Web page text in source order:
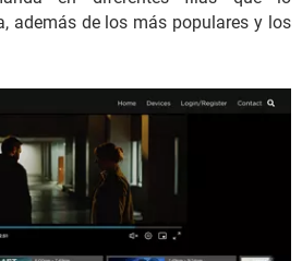
además de los más populares y los